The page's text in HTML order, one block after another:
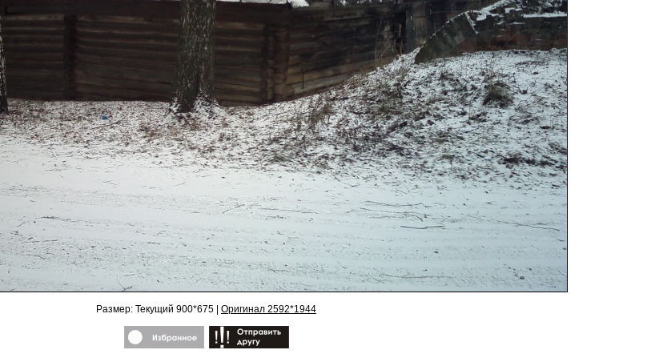
Размер: Текущий 900*675 | Оригинал 2592*1944